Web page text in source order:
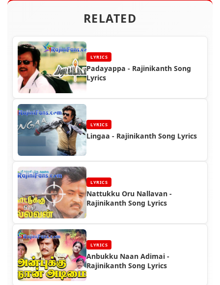
RELATED
LYRICS
Padayappa - Rajinikanth Song
Lyrics
LYRICS
Lingaa - Rajinikanth Song Lyrics
LYRICS
Nattukku Oru Nallavan -
Rajinikanth Song Lyrics
LYRICS
Anbukku Naan Adimai -
Rajinikanth Song Lyrics